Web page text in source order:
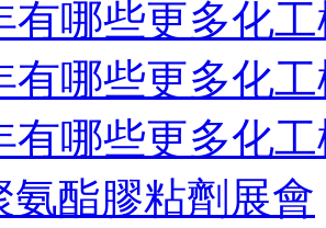
有哪些更多化
有哪些更多化
有哪些更多化
氨酯膠粘劑展會